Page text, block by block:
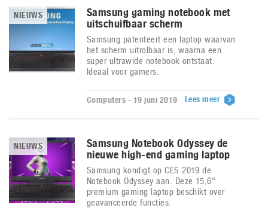
NIEUWS
Samsung gaming notebook met
uitschuifbaar scherm
Samsung patenteert een laptop waarvan
het scherm uitrolbaar is, waarna een
super ultrawide notebook ontstaat.
Ideaal voor gamers.
Computers - 19 juni 2019 Lees meer
NIEUWS
Samsung Notebook Odyssey de
nieuwe high-end gaming laptop
Samsung kondigt op CES 2019 de
Notebook Odyssey aan. Deze 15,6"
premium gaming laptop beschikt over
geavanceerde functies.